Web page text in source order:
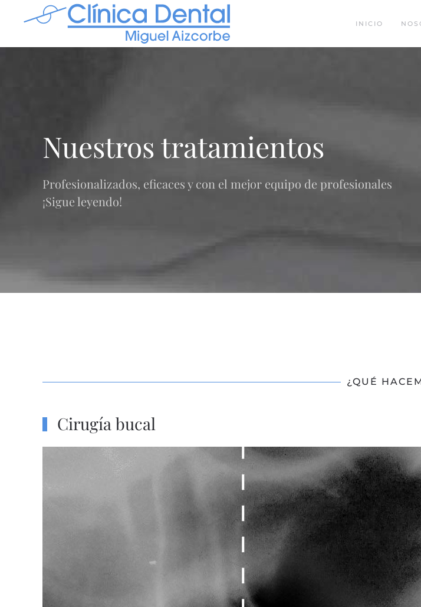
INICIO
Nuestros tratamientos
Profesionalizados, eficaces y con el mejor equipo de profesionales
¡Sigue leyendo!
¿QUÉ
Cirugía bucal